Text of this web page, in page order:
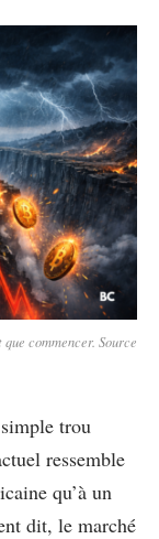
commencer. Source
trou
ressemble
qu’à un
dit, le marché